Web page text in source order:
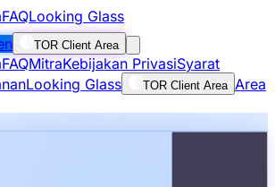
FAQLooking Glass
TOR Client Area
FAQMitraKebijakan PrivasiSyarat
Looking Glass TOR Client Area Area